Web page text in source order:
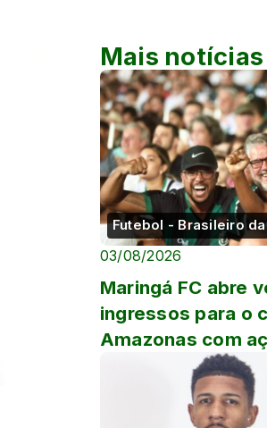
Mais notícias
Futebol - Brasileiro
03/08/2026
Maringá FC abre
ingressos para o
Amazonas com
para o Dia dos Pais